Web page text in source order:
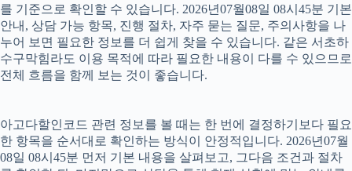
를 기준으로 확인할 수 있습니다. 2026년07월08일 08시45분 기본
안내, 상담 가능 항목, 진행 절차, 자주 묻는 질문, 주의사항을 나
누어 보면 필요한 정보를 더 쉽게 찾을 수 있습니다. 같은 서초하
수구막힘라도 이용 목적에 따라 필요한 내용이 다를 수 있으므로
전체 흐름을 함께 보는 것이 좋습니다.
아고다할인코드 관련 정보를 볼 때는 한 번에 결정하기보다 필요
한 항목을 순서대로 확인하는 방식이 안정적입니다. 2026년07월
08일 08시45분 먼저 기본 내용을 살펴보고, 그다음 조건과 절차